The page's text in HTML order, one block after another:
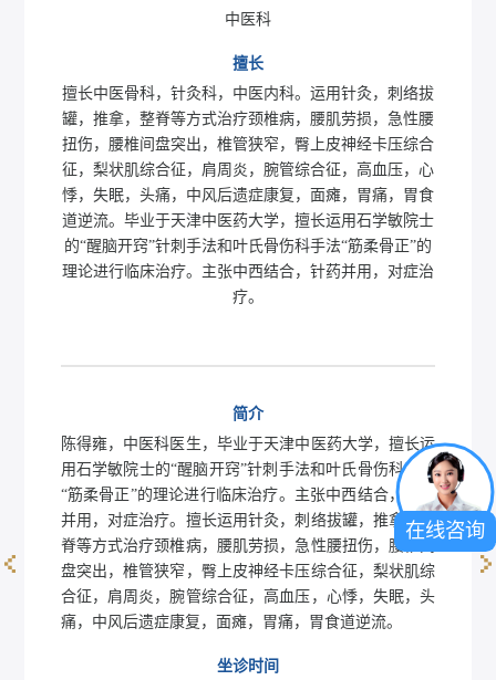
中医科
擅长
擅长中医骨科，针灸科，中医内科。运用针灸，刺络拔
罐，推拿，整脊等方式治疗颈椎病，腰肌劳损，急性腰
扭伤，腰椎间盘突出，椎管狭窄，臀上皮神经卡压综合
征，梨状肌综合征，肩周炎，腕管综合征，高血压，心
悸，失眠，头痛，中风后遗症康复，面瘫，胃痛，胃食
道逆流。毕业于天津中医药大学，擅长运用石学敏院士
的“醒脑开窍”针刺手法和叶氏骨伤科手法“筋柔骨正”的
理论进行临床治疗。主张中西结合，针药并用，对症治
疗。
简介
陈得雍，中医科医生，毕业于天津中医药大学，擅长运
用石学敏院士的“醒脑开窍”针刺手法和叶氏骨伤科手法
“筋柔骨正”的理论进行临床治疗。主张中西结合，针药
并用，对症治疗。擅长运用针灸，刺络拔罐，推拿，整
脊等方式治疗颈椎病，腰肌劳损，急性腰扭伤，腰椎间
盘突出，椎管狭窄，臀上皮神经卡压综合征，梨状肌综
合征，肩周炎，腕管综合征，高血压，心悸，失眠，头
痛，中风后遗症康复，面瘫，胃痛，胃食道逆流。
坐诊时间
常张鑫
在线咨询